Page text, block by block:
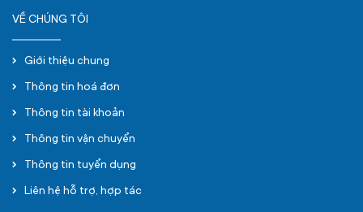
VỀ CHÚNG TÔI
Giới thiệu chung
Thông tin hoá đơn
Thông tin tài khoản
Thông tin vận chuyển
Thông tin tuyển dụng
Liên hệ hỗ trợ, hợp tác